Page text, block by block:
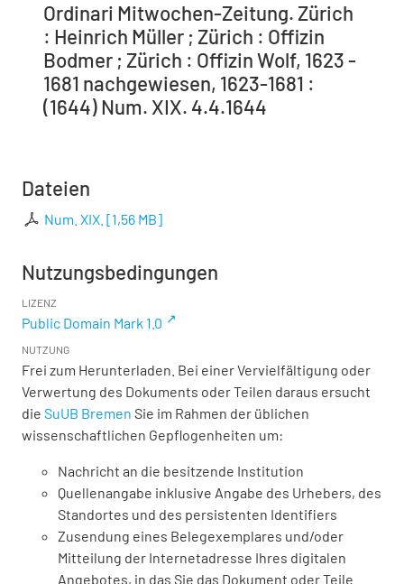
Ordinari Mitwochen-Zeitung. Zürich
: Heinrich Müller ; Zürich : Offizin
Bodmer ; Zürich : Offizin Wolf, 1623 -
1681 nachgewiesen, 1623-1681 :
(1644) Num. XIX. 4.4.1644
Dateien
Num. XIX. [1,56 MB]
Nutzungsbedingungen
LIZENZ
Public Domain Mark 1.0
NUTZUNG
Frei zum Herunterladen. Bei einer Vervielfältigung oder
Verwertung des Dokuments oder Teilen daraus ersucht
die SuUB Bremen Sie im Rahmen der üblichen
wissenschaftlichen Gepflogenheiten um:
Nachricht an die besitzende Institution
Quellenangabe inklusive Angabe des Urhebers, des
Standortes und des persistenten Identifiers
Zusendung eines Belegexemplares und/oder
Mitteilung der Internetadresse Ihres digitalen
Angebotes, in das Sie das Dokument oder Teile